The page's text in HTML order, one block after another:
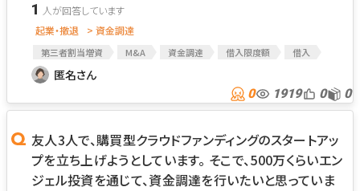
1
起業・撤退 > 資金調達
第三者割当増資 M&A 資金調達 借入限度額
借入
事業相談
匿名さん
0 1919 0 0
友人3人で、購買型クラウドファンディングのスタートアッ
プを立ち上げようとしています。 そこで、500万くらいエン
ジェル投資を通じて、資金調達を行いたいと思っていま